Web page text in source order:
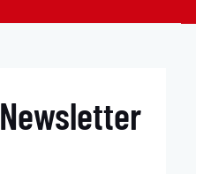
Newsletter